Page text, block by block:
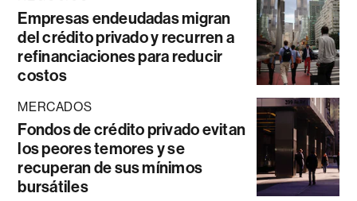
Empresas endeudadas migran
del crédito privado y recurren a
refinanciaciones para reducir
costos
MERCADOS
Fondos de crédito privado evitan
los peores temores y se
recuperan de sus mínimos
bursátiles